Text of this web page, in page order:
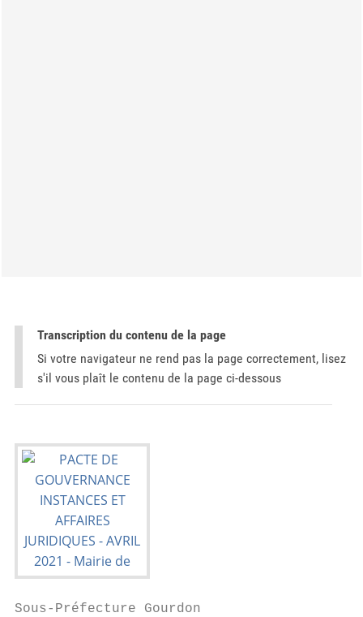
Transcription du contenu de la page
Si votre navigateur ne rend pas la page correctement, lisez
s'il vous plaît le contenu de la page ci-dessous
Sous-Préfecture Gourdon